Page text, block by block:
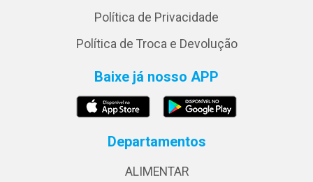
Política de Privacidade
Política de Troca e Devolução
Baixe já nosso APP
Departamentos
ALIMENTAR